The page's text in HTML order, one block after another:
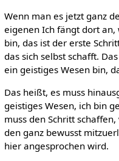
Wenn man es jetzt ganz
eigenen Ich fängt dort
bin, das ist der erste
das sich selbst schafft.
ein geistiges Wesen bin,
Das heißt, es muss
geistiges Wesen, ich bin
muss den Schritt
den ganz bewusst
hier angesprochen wird.